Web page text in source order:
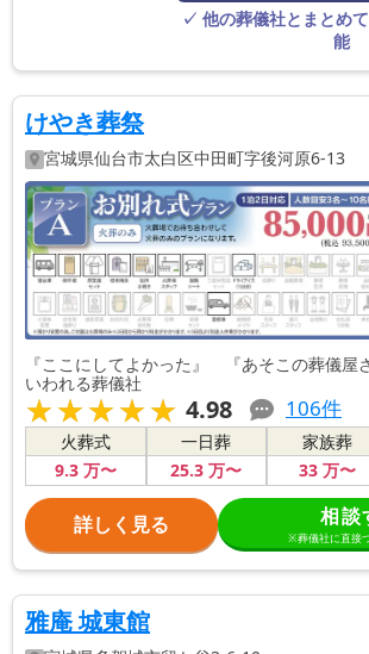
✓ 他の葬儀社とまとめ
能
けやき葬祭
宮城県仙台市太白区中田町字後河原6-13
『ここにしてよかった』 『あそこの葬儀屋
いわれる葬儀社
★★★★★
★★★★★ 4.98 106件
火葬式
9.3万〜
一日葬
25.3 万〜
家族葬
33万〜
詳しく見る 相談
※葬儀社に直接
雅庵 城東館